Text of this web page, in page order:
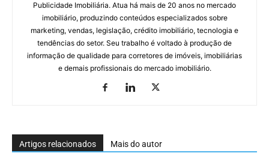
Publicidade Imobiliária. Atua há mais de 20 anos no mercado
imobiliário, produzindo conteúdos especializados sobre
marketing, vendas, legislação, crédito imobiliário, tecnologia e
tendências do setor. Seu trabalho é voltado à produção de
informação de qualidade para corretores de imóveis, imobiliárias
e demais profissionais do mercado imobiliário.
Artigos relacionados Mais do autor